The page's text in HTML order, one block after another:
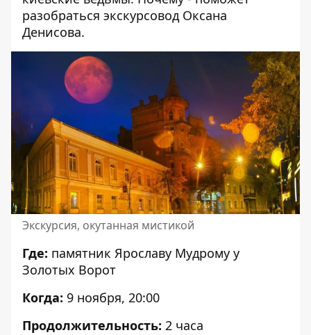
разобраться экскурсовод Оксана
Денисова.
Экскурсия, окутанная мистикой
Где: памятник Ярославу Мудрому у
Золотых Ворот
Когда: 9 ноября, 20:00
Продолжительность: 2 часа